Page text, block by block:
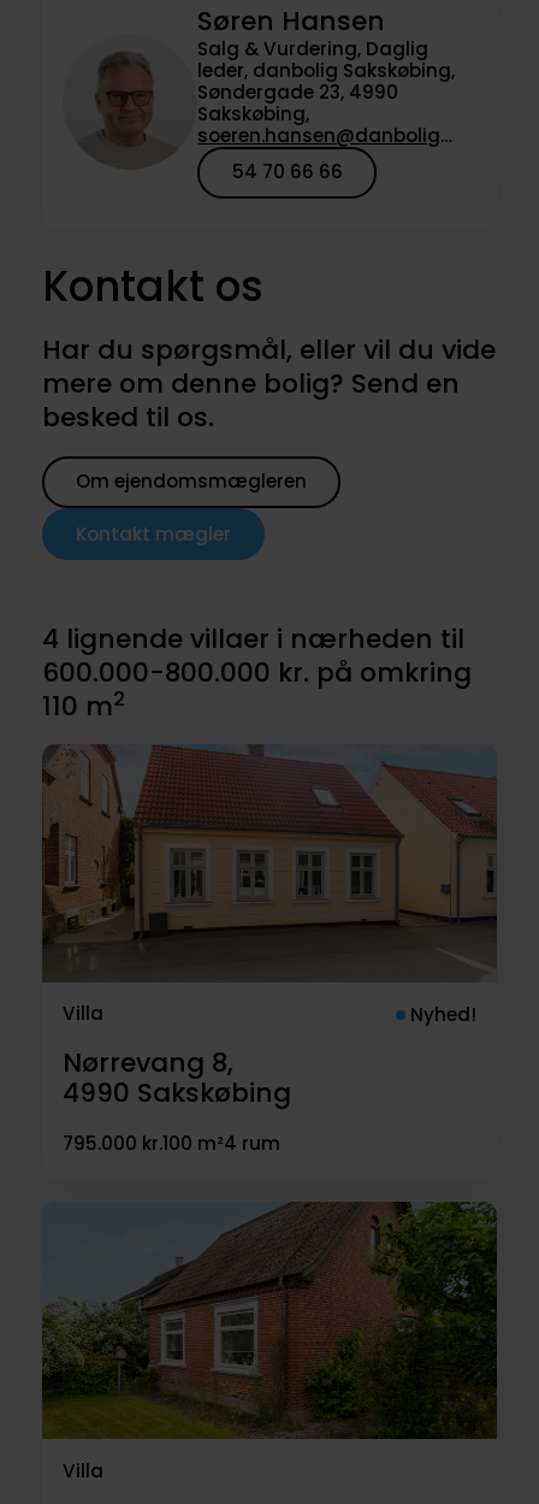
Søren Hansen
Salg & Vurdering, Daglig
leder, danbolig Sakskøbing,
Søndergade 23, 4990
Sakskøbing,
soeren.hansen@danbolig.dk
54 70 66 66
Kontakt os
Har du spørgsmål, eller vil du vide
mere om denne bolig? Send en
besked til os.
Om ejendomsmægleren
Kontakt mægler
4 lignende villaer i nærheden til
600.000-800.000 kr. på omkring
110 m2
Villa Nyhed!
Nørrevang 8,
4990 Sakskøbing
795.000 kr.100 m²4 rum
Villa